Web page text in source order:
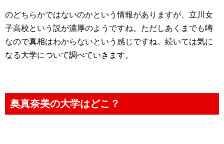
のどちらかではないのかという情報がありますが、立川女
子高校という説が濃厚のようですね。ただしあくまでも噂
なので真相はわからないという感じですね。続いては気に
なる大学について調べていきます。
奥真奈美の大学はどこ？